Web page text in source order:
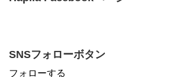
SNSフォローボタン
フォローする